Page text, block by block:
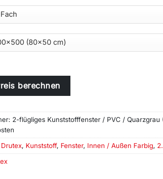
berechnen
2-flügliges Kunststofffenster / PVC /
Drutex, Kunststoff, Fenster, Innen / Außen Farbig,